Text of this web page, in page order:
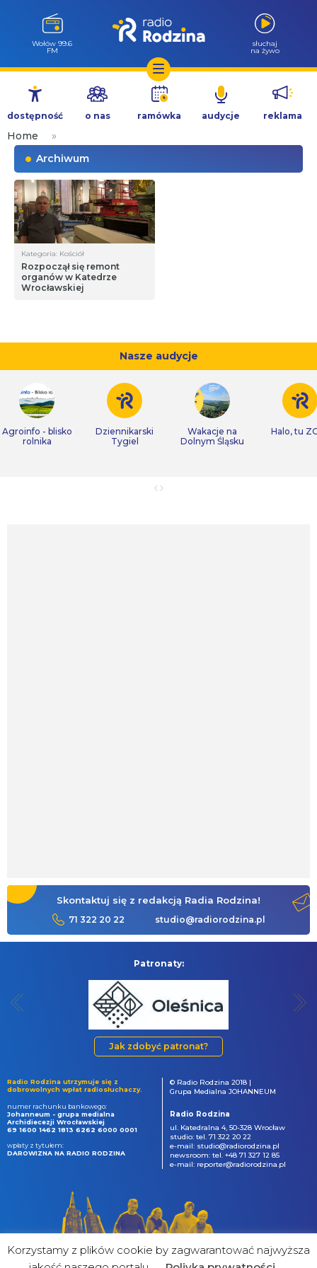
Przejdź
treści
Wołów 99.6
FM
słuchaj
na żywo
dostępność o nas ramówka audycje reklama
Home
»
Archiwum
Kategoria: Kościół
Rozpoczął się remont
organów w Katedrze
Wrocławskiej
Nasze audycje
Agroinfo - blisko
rolnika
Dziennikarski
Tygiel
Wakacje na
Dolnym Śląsku
Halo, tu
Skontaktuj się z redakcją Radia Rodzina!
71 322 20 22 studio@radiorodzina.pl
Patronaty:
Jak zdobyć patronat?
Radio Rodzina utrzymuje się z
dobrowolnych wpłat radiosłuchaczy.
numer rachunku bankowego:
Johanneum - grupa medialna
Archidiecezji Wrocławskiej
69 1600 1462 1813 6262 6000 0001
wpłaty z tytułem:
DAROWIZNA NA RADIO RODZINA
© Radio Rodzina 2018 |
Grupa Medialna JOHANNEUM
Radio Rodzina
ul. Katedralna 4, 50-328 Wrocław
studio: tel. 71 322 20 22
e-mail: studio@radiorodzina.pl
newsroom: tel. +48 71 327 12 85
e-mail: reporter@radiorodzina.pl
Korzystamy z plików cookie by zagwarantować najwyższa